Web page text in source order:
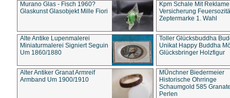
Murano Glas - Fisch 1960?
Glaskunst Glasobjekt Mille Fiori
Kpm Schale Mit Reklame
Versicherung
Zeptermarke 1. Wahl
Alte Antike Lupenmalerei
Miniaturmalerei Signiert Seguin
Um 1860/1880
Toller Glücksbuddha
Unikat Happy Buddha
Glücksbringer Holzfigur
Alter Antiker Granat Armreif
Armband Um 1900/1910
MÜnchner Biedermeier
Historische Ohrringe
Schaumgold 585
Perlen